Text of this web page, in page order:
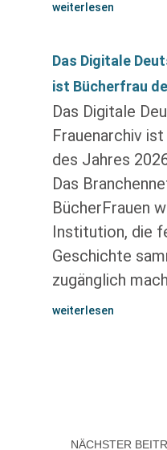
weiterlesen
Das Digitale
ist Bücherfrau
Das Digitale
Frauenarchiv
des Jahres
Das
BücherFrauen
Institution, die
Geschichte
zugänglich
weiterlesen
NÄCHSTER